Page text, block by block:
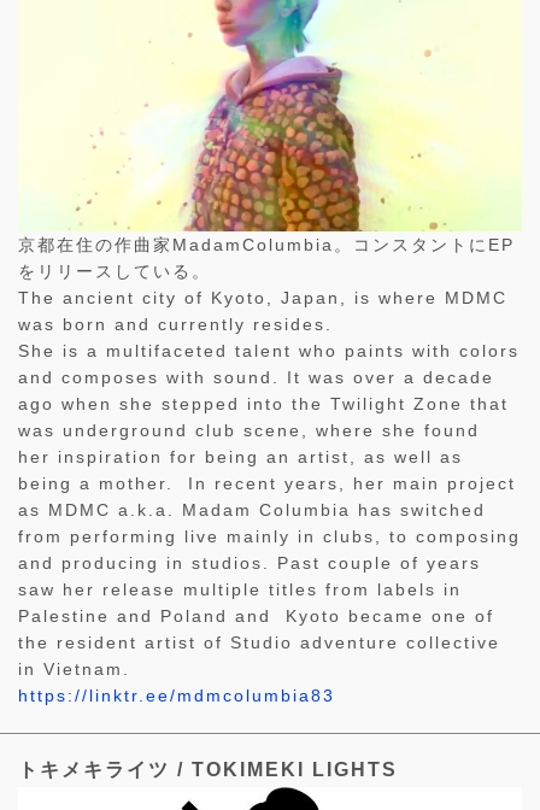
京都在住の作曲家 MadamColumbia。 コンスタントに EP
をリリースしている。
The ancient city of Kyoto, Japan, is where MDMC
was born and currently resides.
She is a multifaceted talent who paints with colors
and composes with sound. It was over a decade
ago when she stepped into the Twilight Zone that
was underground club scene, where she found
her inspiration for being an artist, as well as
being a mother. In recent years, her main project
as MDMC a.k.a. Madam Columbia has switched
from performing live mainly in clubs, to composing
and producing in studios. Past couple of years
saw her release multiple titles from labels in
Palestine and Poland and Kyoto became one of
the resident artist of Studio adventure collective
in Vietnam.
https://linktr.ee/mdmcolumbia83
トキメキライツ / TOKIMEKI LIGHTS